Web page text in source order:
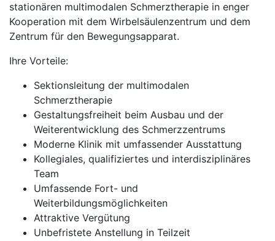
stationären multimodalen Schmerztherapie in enger
Kooperation mit dem Wirbelsäulenzentrum und dem
Zentrum für den Bewegungsapparat.
Ihre Vorteile:
Sektionsleitung der multimodalen
Schmerztherapie
Gestaltungsfreiheit beim Ausbau und der
Weiterentwicklung des Schmerzzentrums
Moderne Klinik mit umfassender Ausstattung
Kollegiales, qualifiziertes und interdisziplinäres
Team
Umfassende Fort- und
Weiterbildungsmöglichkeiten
Attraktive Vergütung
Unbefristete Anstellung in Teilzeit